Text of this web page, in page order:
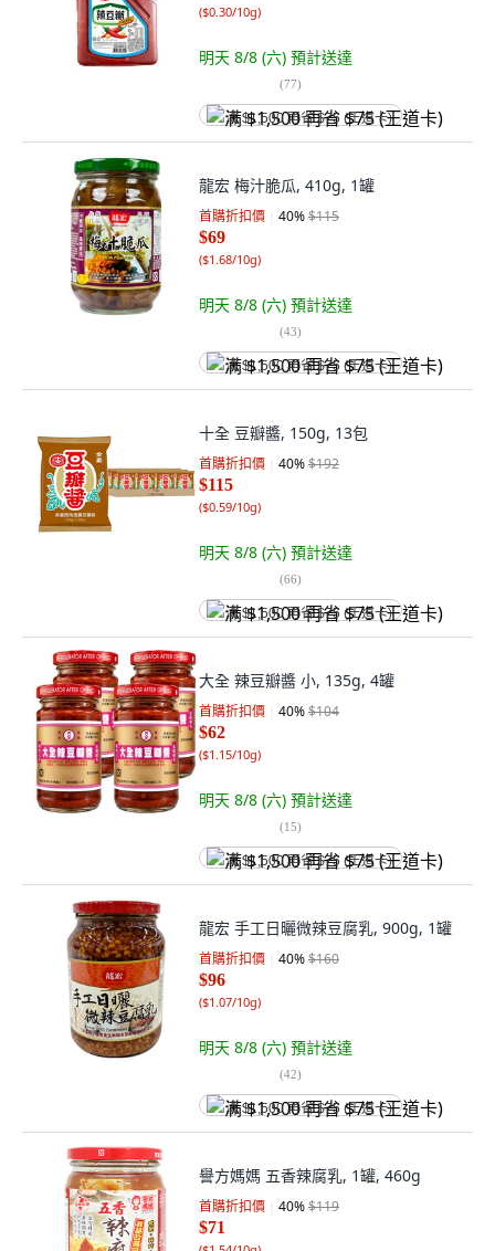
($0.30/10g)
明天 8/8 (六) 預計送達
(77)
满 $1,500 再省 $75 (王道卡)
龍宏 梅汁脆瓜, 410g, 1罐
首購折扣價 40%$115
$69
($1.68/10g)
明天 8/8 (六) 預計送達
(43)
满 $1,500 再省 $75 (王道卡)
十全 豆瓣醬, 150g, 13包
首購折扣價 40%$192
$115
($0.59/10g)
明天 8/8 (六) 預計送達
(66)
满 $1,500 再省 $75 (王道卡)
大全 辣豆瓣醬 小, 135g, 4罐
首購折扣價 40%$104
$62
($1.15/10g)
明天 8/8 (六) 預計送達
(15)
满 $1,500 再省 $75 (王道卡)
龍宏 手工日曬微辣豆腐乳, 900g, 1罐
首購折扣價 40%$160
$96
($1.07/10g)
明天 8/8 (六) 預計送達
(42)
满 $1,500 再省 $75 (王道卡)
譽方媽媽 五香辣腐乳, 1罐, 460g
首購折扣價 40%$119
$71